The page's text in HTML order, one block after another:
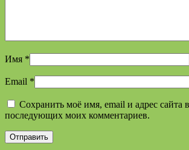
Имя *
Email *
Сохранить моё имя, email и адрес сайта
последующих моих комментариев.